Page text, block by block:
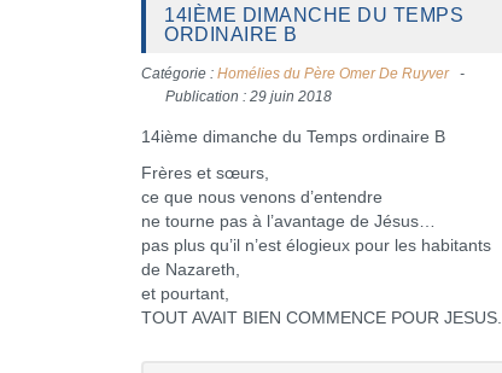
14IÈME DIMANCHE DU TEMPS
ORDINAIRE B
Catégorie : Homélies du Père Omer De Ruyver
Publication : 29 juin 2018
14ième dimanche du Temps ordinaire B
Frères et sœurs,
ce que nous venons d’entendre
ne tourne pas à l’avantage de Jésus…
pas plus qu’il n’est élogieux pour les habitants
de Nazareth,
et pourtant,
TOUT AVAIT BIEN COMMENCE POUR JESUS.